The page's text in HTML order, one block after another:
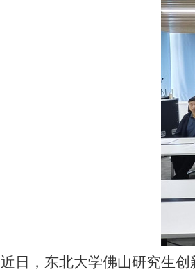
近日，东北大学佛山研究生